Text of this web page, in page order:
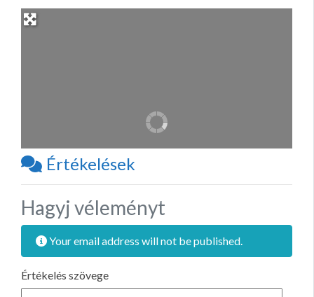
Értékelések
Hagyj véleményt
Your email address will not be published.
Értékelés szövege